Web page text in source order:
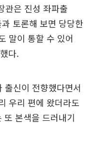
관은 진성 좌파출
토론해 보면 당당한
말이 통할 수 있어
다.
출신이 전향했다면서
우리 편에 왔더라도
또 본색을 드러내기